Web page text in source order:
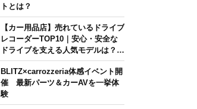
トとは？
【カー用品店】売れているドライブ
レコーダーTOP10｜安心・安全な
ドライブを支える人気モデルは？
【2026年6月版】
BLITZ×carrozzeria体感イベント開
催 最新パーツ＆カーAVを一挙体
験